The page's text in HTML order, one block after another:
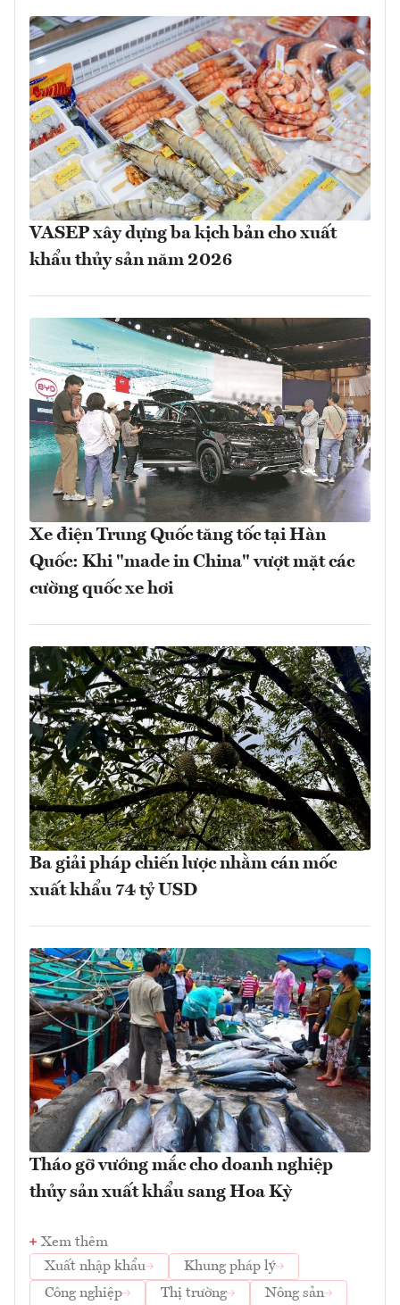
VASEP xây dựng ba kịch bản cho xuất
khẩu thủy sản năm 2026
Xe điện Trung Quốc tăng tốc tại Hàn
Quốc: Khi "made in China" vượt mặt các
cường quốc xe hơi
Ba giải pháp chiến lược nhằm cán mốc
xuất khẩu 74 tỷ USD
Tháo gỡ vướng mắc cho doanh nghiệp
thủy sản xuất khẩu sang Hoa Kỳ
Xem thêm
Xuất nhập khẩu
Khung pháp lý
Công nghiệp
Thị trường Nông sản